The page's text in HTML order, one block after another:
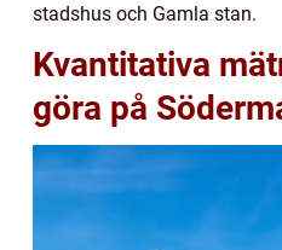
stadshus och Gamla stan.
Kvantitativa
göra på